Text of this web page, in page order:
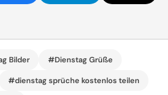
Bilder #Dienstag Grüße
#dienstag sprüche kostenlos teilen